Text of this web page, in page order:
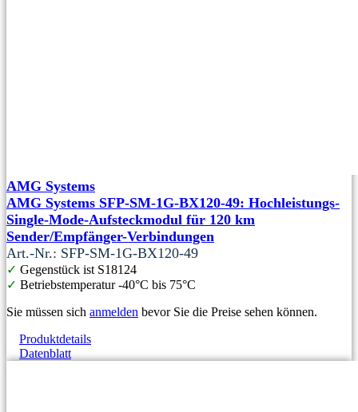
AMG Systems
AMG Systems SFP-SM-1G-BX120-49: Hochleistungs-
Single-Mode-Aufsteckmodul für 120 km
Sender/Empfänger-Verbindungen
Art.-Nr.: SFP-SM-1G-BX120-49
✓ Gegenstück ist S18124
✓ Betriebstemperatur -40°C bis 75°C
Sie müssen sich anmelden bevor Sie die Preise sehen können.
Produktdetails
Datenblatt